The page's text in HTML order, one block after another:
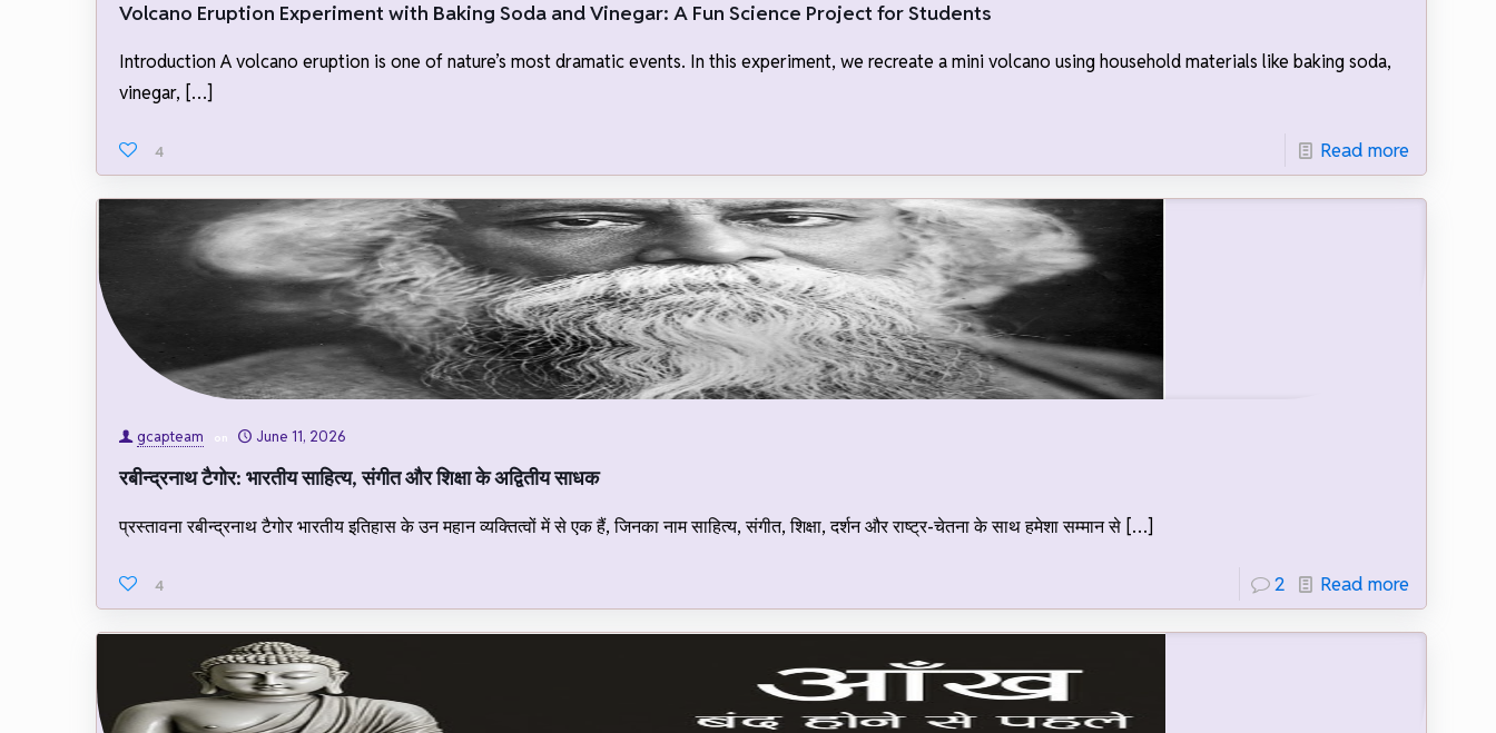
Volcano Eruption Experiment with Baking Soda and Vinegar: A Fun Science Project for Students
Introduction A volcano eruption is one of nature’s most dramatic events. In this experiment, we recreate a mini volcano using household materials like baking soda,
vinegar, […]
4 Read more
gcapteam on June 11, 2026
रबीन्द्रनाथ टैगोर: भारतीय साहित्य, संगीत और शिक्षा के अद्वितीय साधक
प्रस्तावना रबीन्द्रनाथ टैगोर भारतीय इतिहास के उन महान व्यक्तित्वों में से एक हैं, जिनका नाम साहित्य, संगीत, शिक्षा, दर्शन और राष्ट्र-चेतना के साथ हमेशा सम्मान से[…]
4 2 Read more